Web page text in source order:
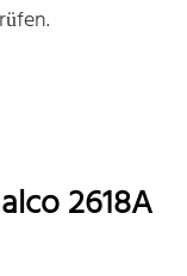
2618A